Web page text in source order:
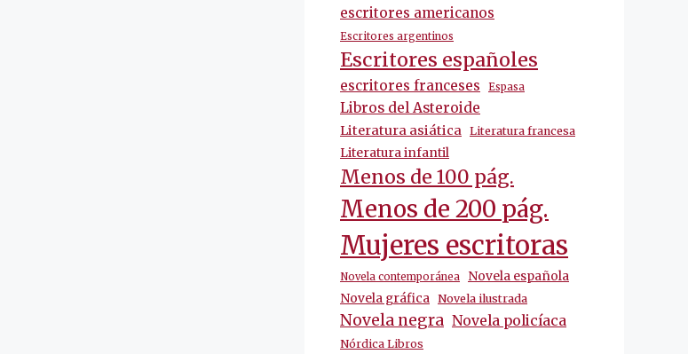
escritores americanos
Escritores argentinos
Escritores españoles
escritores franceses Espasa
Libros del Asteroide
Literatura asiática Literatura francesa
Literatura infantil
Menos de 100 pág.
Menos de 200 pág.
Mujeres escritoras
Novela contemporánea
Novela española
Novela gráfica Novela ilustrada
Novela negra Novela policíaca
Nórdica Libros